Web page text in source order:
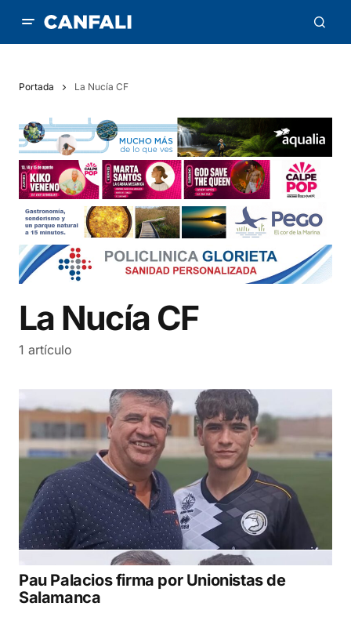
Portada La Nucía CF
La Nucía CF
1 artículo
Pau Palacios firma por Unionistas de
Salamanca